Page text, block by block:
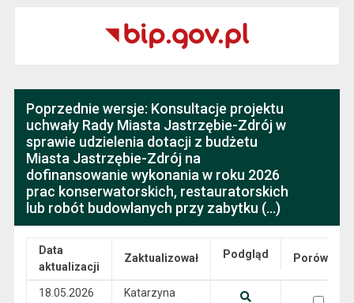
Poprzednie wersje: Konsultacje projektu
uchwały Rady Miasta Jastrzębie-Zdrój w
sprawie udzielenia dotacji z budżetu
Miasta Jastrzębie-Zdrój na
dofinansowanie wykonania w roku 2026
prac konserwatorskich, restauratorskich
lub robót budowlanych przy zabytku (...)
Data
aktualizacji
Zaktualizował Podgląd Porównaj
18.05.2026
Katarzyna